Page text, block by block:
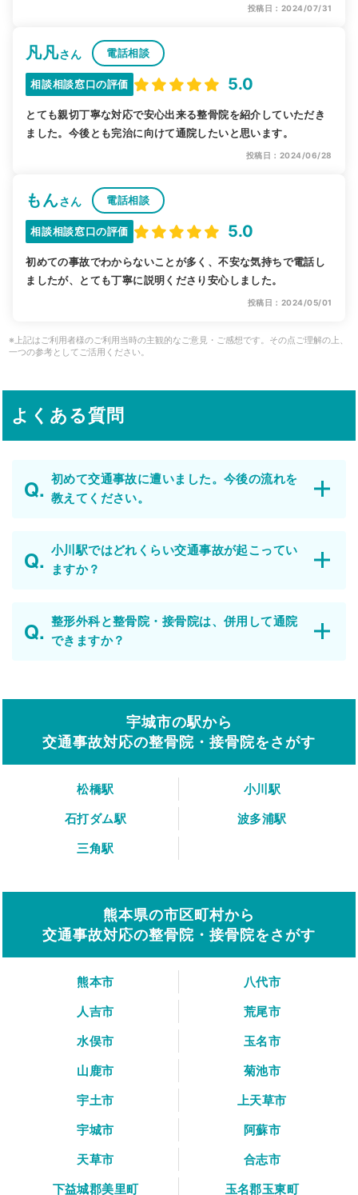
投稿日：2024/07/31
凡凡さん 電話相談
相談相談窓口の評価 5.0
とても親切丁寧な対応で安心出来る整骨院を紹介していただき
ました。今後とも完治に向けて通院したいと思います。
投稿日：2024/06/28
もんさん 電話相談
相談相談窓口の評価 5.0
初めての事故でわからないことが多く、不安な気持ちで電話し
ましたが、とても丁寧に説明くださり安心しました。
投稿日：2024/05/01
※上記はご利用者様のご利用当時の主観的なご意見・ご感想です。その点ご理解の上、
一つの参考としてご活用ください。
よくある質問
初めて交通事故に遭いました。今後の流れを
教えてください。
小川駅ではどれくらい交通事故が起こってい
ますか？
整形外科と整骨院・接骨院は、併用して通院
できますか？
宇城市の駅から
交通事故対応の整骨院・接骨院をさがす
松橋駅
小川駅
石打ダム駅
波多浦駅
三角駅
熊本県の市区町村から
交通事故対応の整骨院・接骨院をさがす
熊本市
八代市
人吉市
荒尾市
水俣市
玉名市
山鹿市
菊池市
宇土市
上天草市
宇城市
阿蘇市
天草市
合志市
下益城郡美里町
玉名郡玉東町